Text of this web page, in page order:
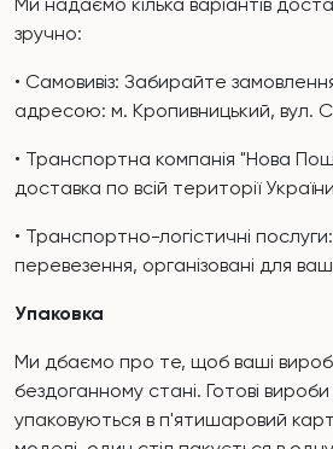
Ми надаємо кілька варіантів
зручно:
• Самовивіз: Забирайте
адресою: м. Кропивницький, вул.
• Транспортна компанія "Нова
доставка по всій території
• Транспортно-логістичні послуги:
перевезення, організовані для
Упаковка
Ми дбаємо про те, щоб ваші
бездоганному стані. Готові
упаковуються в п'ятишаровий